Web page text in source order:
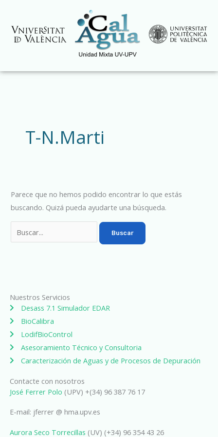
contenido
T-N.Marti
Parece que no hemos podido encontrar lo que estás
buscando. Quizá pueda ayudarte una búsqueda.
Nuestros Servicios
Desass 7.1 Simulador EDAR
BioCalibra
LodifBioControl
Asesoramiento Técnico y Consultoria
Caracterización de Aguas y de Procesos de Depuración
Contacte con nosotros
José Ferrer Polo (UPV) +(34) 96 387 76 17
E-mail: jferrer @ hma.upv.es
Aurora Seco Torrecillas (UV) (+34) 96 354 43 26